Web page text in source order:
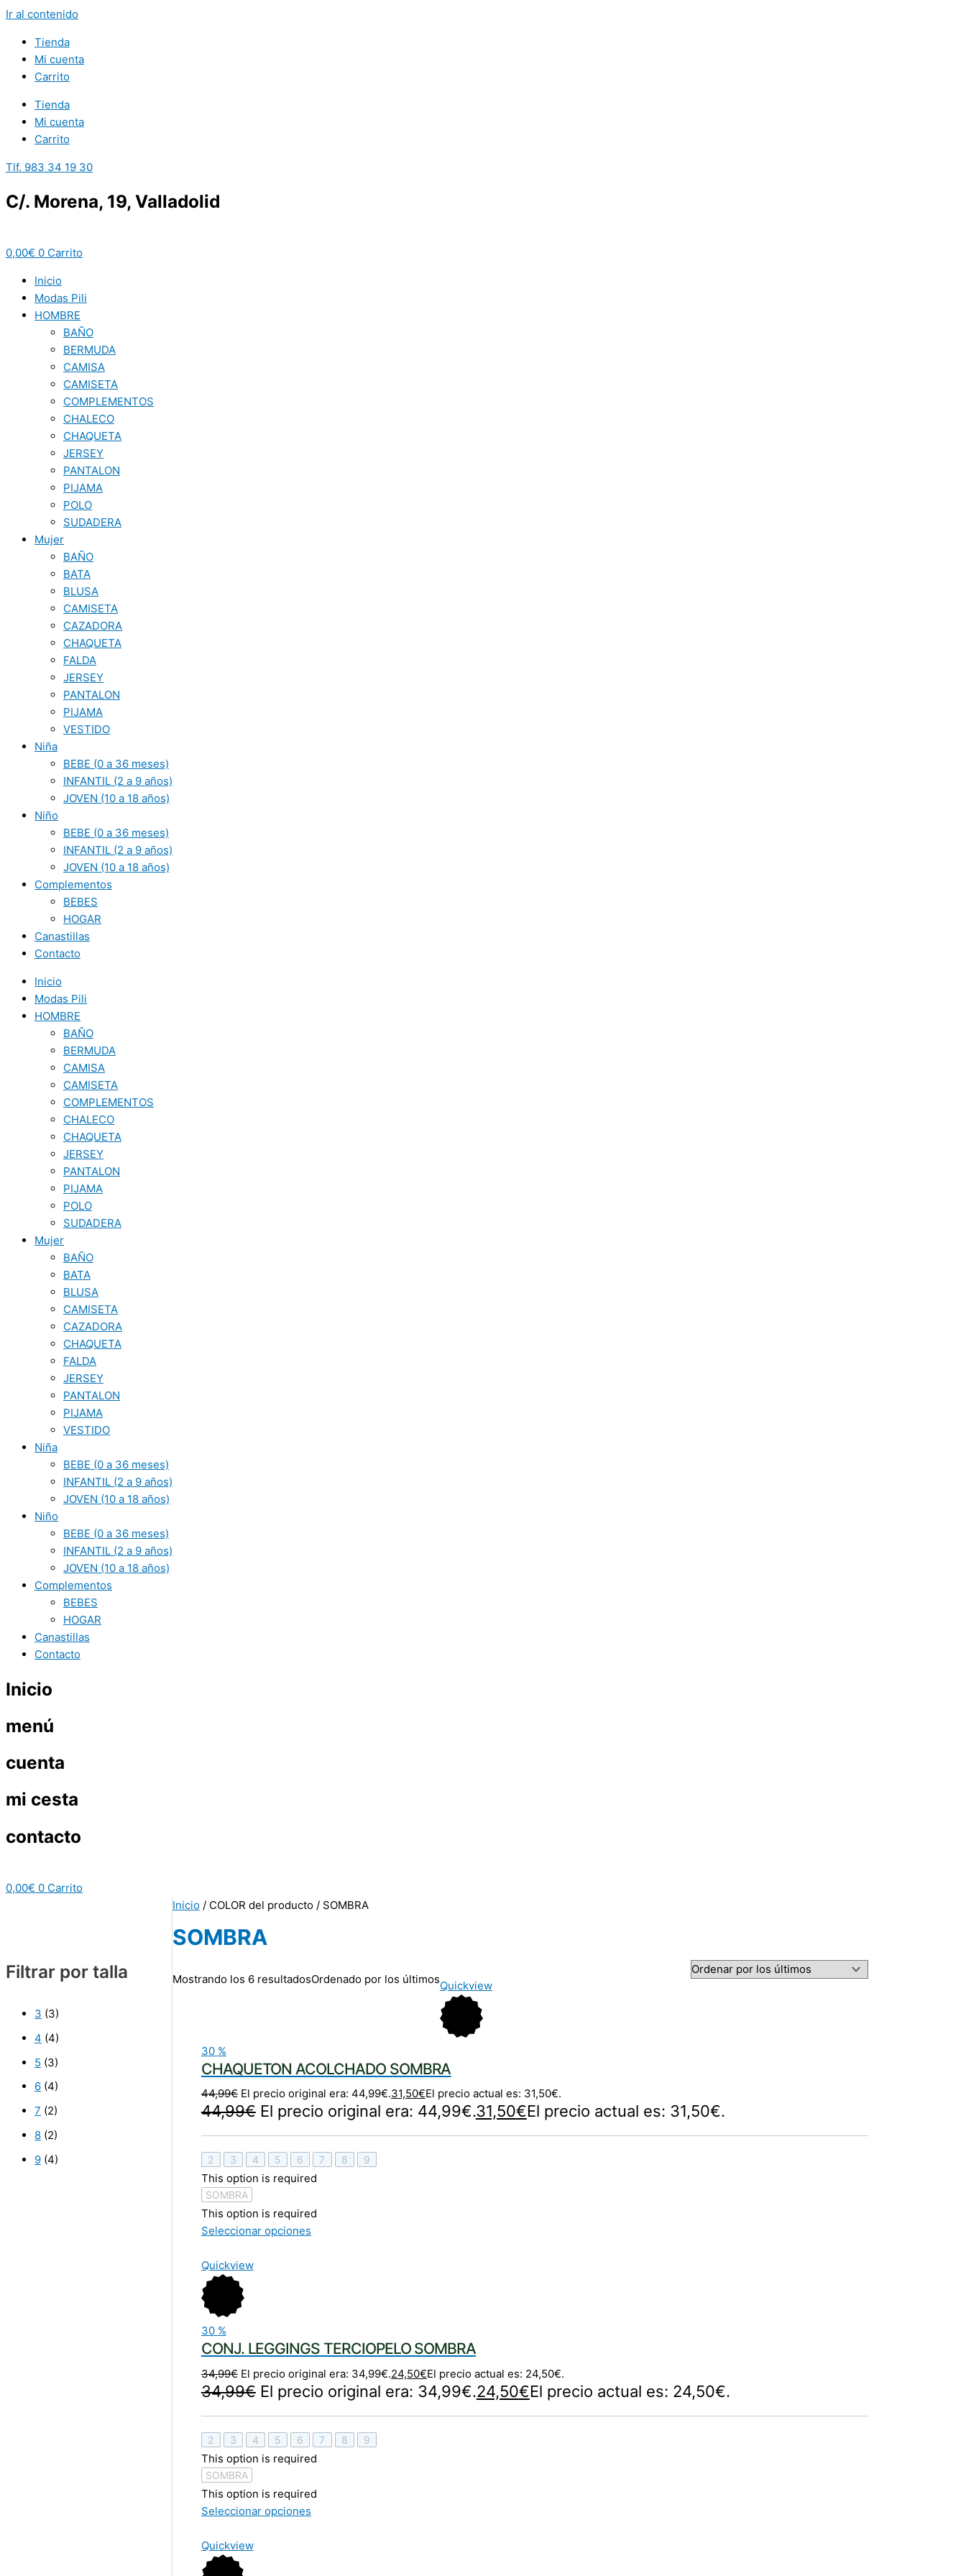
Ir al contenido
Tienda
Mi cuenta
Carrito
Tienda
Mi cuenta
Carrito
Tlf. 983 34 19 30
C/. Morena, 19, Valladolid
0,00€ 0 Carrito
Inicio
Modas Pili
HOMBRE
BAÑO
BERMUDA
CAMISA
CAMISETA
COMPLEMENTOS
CHALECO
CHAQUETA
JERSEY
PANTALON
PIJAMA
POLO
SUDADERA
Mujer
BAÑO
BATA
BLUSA
CAMISETA
CAZADORA
CHAQUETA
FALDA
JERSEY
PANTALON
PIJAMA
VESTIDO
Niña
BEBE (0 a 36 meses)
INFANTIL (2 a 9 años)
JOVEN (10 a 18 años)
Niño
BEBE (0 a 36 meses)
INFANTIL (2 a 9 años)
JOVEN (10 a 18 años)
Complementos
BEBES
HOGAR
Canastillas
Contacto
Inicio
Modas Pili
HOMBRE
BAÑO
BERMUDA
CAMISA
CAMISETA
COMPLEMENTOS
CHALECO
CHAQUETA
JERSEY
PANTALON
PIJAMA
POLO
SUDADERA
Mujer
BAÑO
BATA
BLUSA
CAMISETA
CAZADORA
CHAQUETA
FALDA
JERSEY
PANTALON
PIJAMA
VESTIDO
Niña
BEBE (0 a 36 meses)
INFANTIL (2 a 9 años)
JOVEN (10 a 18 años)
Niño
BEBE (0 a 36 meses)
INFANTIL (2 a 9 años)
JOVEN (10 a 18 años)
Complementos
BEBES
HOGAR
Canastillas
Contacto
Inicio
menú
cuenta
mi cesta
contacto
0,00€ 0 Carrito
Filtrar por talla
3 (3)
4 (4)
5 (3)
6 (4)
7 (2)
8 (2)
9 (4)
Inicio/ COLOR del producto / SOMBRA
SOMBRA
Mostrando los 6 resultadosOrdenado por los últimosQuickview
30 %
CHAQUETON ACOLCHADO SOMBRA
44,99€ El precio original era: 44,99€.31,50€El precio actual es: 31,50€.
44,99€ El precio original era: 44,99€.31,50€El precio actual es: 31,50€.
2 3 4 5 6 7 8 9
This option is required
SOMBRA
This option is required
Seleccionar opciones
Quickview
30 %
CONJ. LEGGINGS TERCIOPELO SOMBRA
34,99€ El precio original era: 34,99€.24,50€El precio actual es: 24,50€.
34,99€ El precio original era: 34,99€.24,50€El precio actual es: 24,50€.
2 3 4 5 6 7 8 9
This option is required
SOMBRA
This option is required
Seleccionar opciones
Quickview